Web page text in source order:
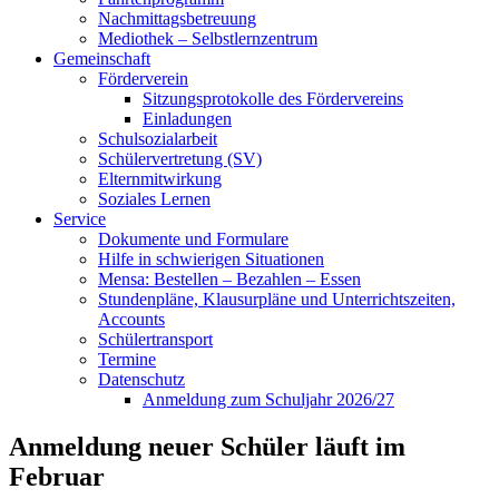
Nachmittagsbetreuung
Mediothek – Selbstlernzentrum
Gemeinschaft
Förderverein
Sitzungsprotokolle des Fördervereins
Einladungen
Schulsozialarbeit
Schülervertretung (SV)
Elternmitwirkung
Soziales Lernen
Service
Dokumente und Formulare
Hilfe in schwierigen Situationen
Mensa: Bestellen – Bezahlen – Essen
Stundenpläne, Klausurpläne und Unterrichtszeiten,
Accounts
Schülertransport
Termine
Datenschutz
Anmeldung zum Schuljahr 2026/27
Anmeldung neuer Schüler läuft im
Februar